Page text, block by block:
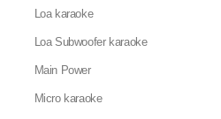
Loa karaoke
Loa Subwoofer karaoke
Main Power
Micro karaoke